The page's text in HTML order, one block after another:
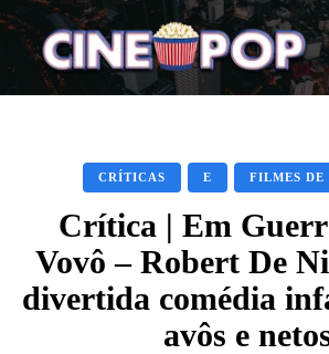
CRÍTICAS E FILMES DE
Crítica | Em
Vovô – Robert De
divertida comédia
avôs e